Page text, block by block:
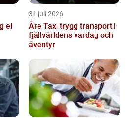
31 juli 2026
Åre Taxi trygg transport i
fjällvärldens vardag och
äventyr